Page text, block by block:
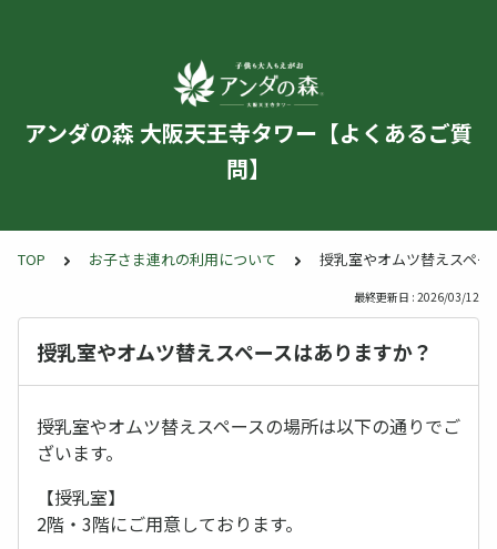
アンダの森 大阪天王寺タワー【よくあるご質
問】
TOP お子さま連れの利用について 授乳室やオムツ替えスペ
最終更新日 : 2026/03/12
授乳室やオムツ替えスペースはありますか？
授乳室やオムツ替えスペースの場所は以下の通りでご
ざいます。
【授乳室】
2階・3階にご用意しております。